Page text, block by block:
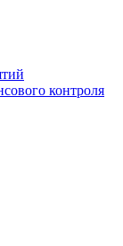
контроля